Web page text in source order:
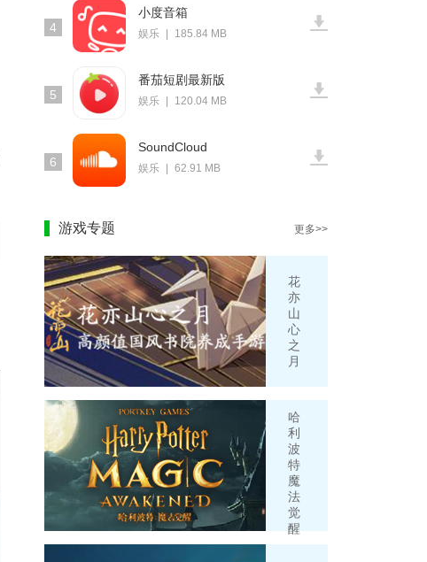
4
小度音箱
娱乐 185.84 MB
5
番茄短剧最新版
娱乐 120.04 MB
6
SoundCloud
娱乐 62.91 MB
游戏专题 更多>>
花
亦
山
心
之
月
哈
利
波
特
魔
法
觉
醒